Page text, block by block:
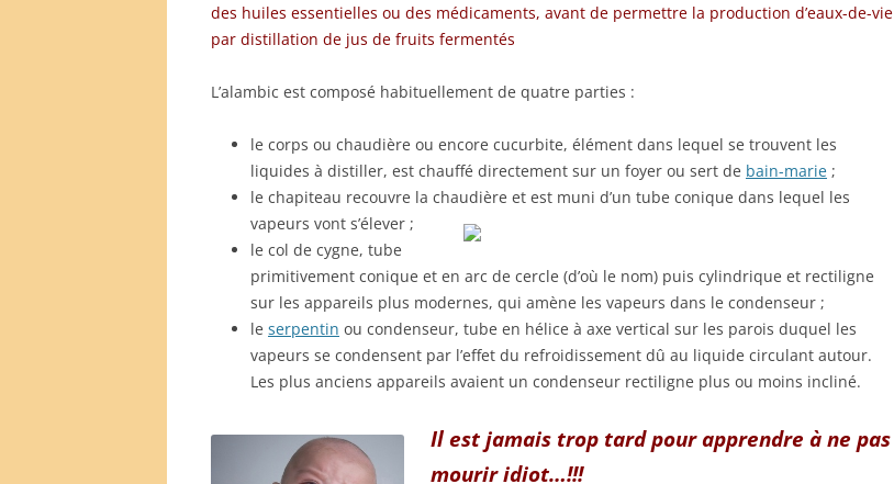
des huiles essentielles ou des médicaments, avant de permettre la production d’eaux-de-vie
par distillation de jus de fruits fermentés
L’alambic est composé habituellement de quatre parties :
le corps ou chaudière ou encore cucurbite, élément dans lequel se trouvent les
liquides à distiller, est chauffé directement sur un foyer ou sert de bain-marie ;
le chapiteau recouvre la chaudière et est muni d’un tube conique dans lequel les
vapeurs vont s’élever ;
le col de cygne, tube
primitivement conique et en arc de cercle (d’où le nom) puis cylindrique et rectiligne
sur les appareils plus modernes, qui amène les vapeurs dans le condenseur ;
le serpentin ou condenseur, tube en hélice à axe vertical sur les parois duquel les
vapeurs se condensent par l’effet du refroidissement dû au liquide circulant autour.
Les plus anciens appareils avaient un condenseur rectiligne plus ou moins incliné.
Il est jamais trop tard pour apprendre à ne pas
mourir idiot…!!!